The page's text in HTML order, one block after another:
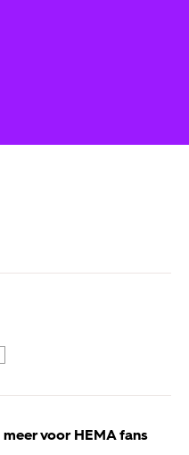
meer voor HEMA fans